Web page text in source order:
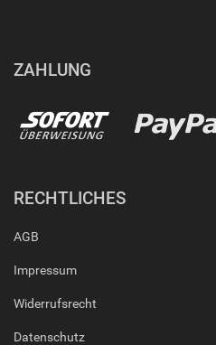
ZAHLUNG
RECHTLICHES
AGB
Impressum
Widerrufsrecht
Datenschutz